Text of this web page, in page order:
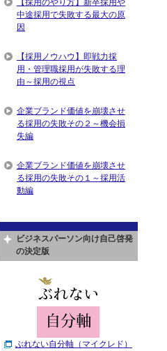
【採用のやり方】新卒採用や
中途採用で失敗する最大の原
因
【採用ノウハウ】即戦力採
用・管理職採用が失敗する理
由～採用の視点
企業ブランド価値を崩壊させ
る採用の失敗その２～機会損
失編
企業ブランド価値を崩壊させ
る採用の失敗その１～採用活
動編
ビジネスパーソン向け自己啓発
の決定版
ぶれない自分軸（マイクレド）